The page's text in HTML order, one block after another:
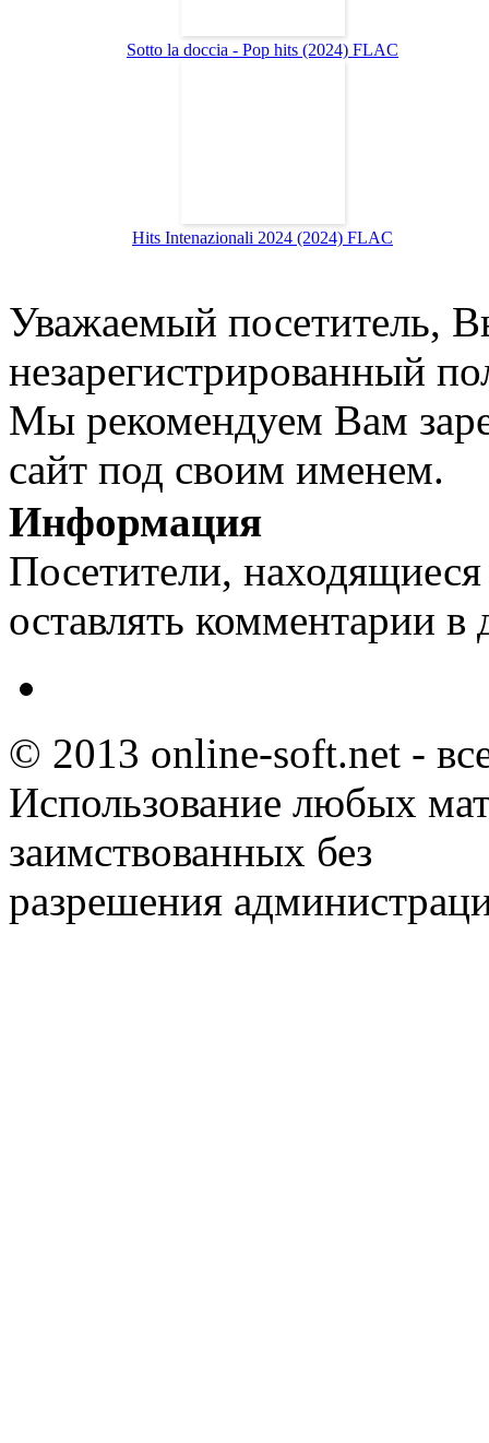
Sotto la doccia - Pop hits (2024) FLAC
Hits Intenazionali 2024 (2024) FLAC
Уважаемый посетитель,
незарегистрированный
Мы рекомендуем Вам
сайт под своим именем.
Информация
Посетители,
оставлять комментарии в
© 2013 online-soft.net -
Использование любых
заимствованных без
разрешения